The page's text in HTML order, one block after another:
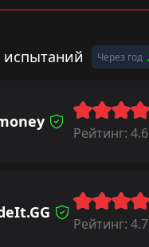
испытаний Через год
Рейтинг: 4.6
Рейтинг: 4.7